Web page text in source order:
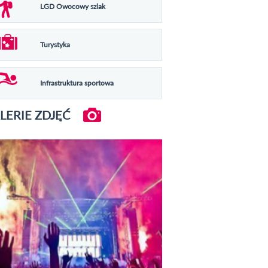
LGD Owocowy szlak
Turystyka
Infrastruktura sportowa
ZDJĘĆ